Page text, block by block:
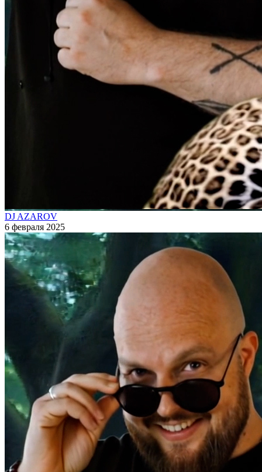
DJ AZAROV
6 февраля 2025